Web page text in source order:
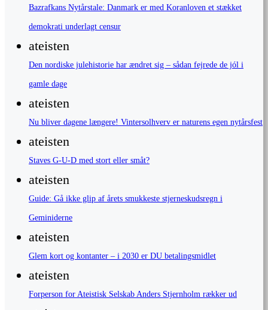
Bazrafkans Nytårstale: Danmark er med Koranloven et stækket
demokrati underlagt censur
ateisten
Den nordiske julehistorie har ændret sig – sådan fejrede de jól i
gamle dage
ateisten
Nu bliver dagene længere! Vintersolhverv er naturens egen nytårsfest
ateisten
Staves G-U-D med stort eller småt?
ateisten
Guide: Gå ikke glip af årets smukkeste stjerneskudsregn i
Geminiderne
ateisten
Glem kort og kontanter – i 2030 er DU betalingsmidlet
ateisten
Forperson for Ateistisk Selskab Anders Stjernholm rækker ud